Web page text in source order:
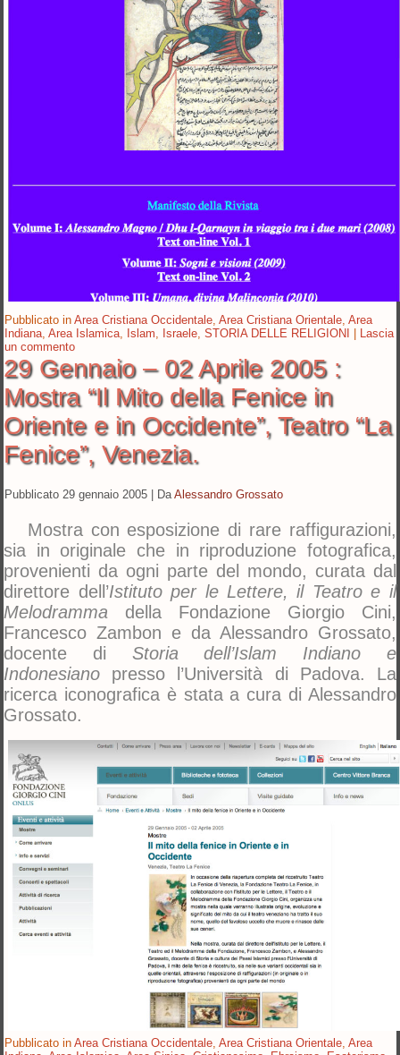
Pubblicato in Area Cristiana Occidentale ,Area Cristiana Orientale ,Area
Indiana ,Area Islamica Islam Israele ,STORIA DELLE RELIGIONI | Lascia
un commento
29 Gennaio – 02 Aprile 2005 :
Mostra “Il Mito della Fenice in
Oriente e in Occidente”, Teatro “La
Fenice”, Venezia.
Pubblicato 29 gennaio 2005 | Da Alessandro Grossato
Mostra con esposizione di rare raffigurazioni,
sia in originale che in riproduzione fotografica,
provenienti da ogni parte del mondo, curata dal
direttore dell’Istituto per le Lettere, il Teatro e il
Melodramma della Fondazione Giorgio Cini,
Francesco Zambon e da Alessandro Grossato,
docente di Storia dell’Islam Indiano e
Indonesiano presso l’Università di Padova. La
ricerca iconografica è stata a cura di Alessandro
Grossato.
Pubblicato in Area Cristiana Occidentale ,Area Cristiana Orientale ,Area